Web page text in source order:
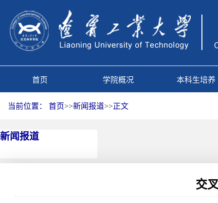
首页 学院概况 本科生培养
当前位置： 首页>>新闻报道>>正文
新闻报道
交